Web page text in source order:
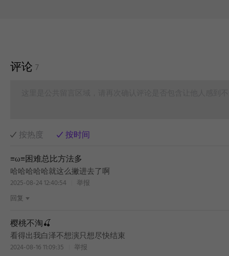
评论 7
按热度
按时间
≡ω≡困难总比方法多
哈哈哈哈哈就这么撇进去了啊
2025-08-24 12:40:54
举报
回复
樱桃不淘🍒
看得出我白泽不想演只想尽快结束
2024-08-16 11:09:35
举报